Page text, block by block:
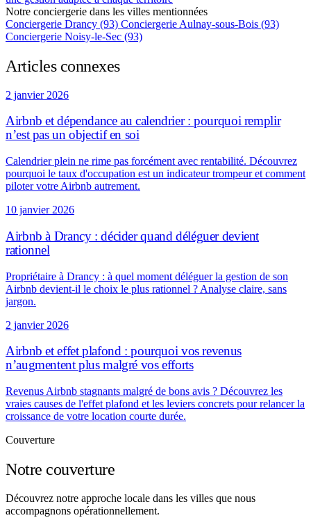
Notre conciergerie dans les villes mentionnées
Conciergerie Drancy (93) Conciergerie Aulnay-sous-Bois (93)
Conciergerie Noisy-le-Sec (93)
Articles connexes
2 janvier 2026
Airbnb et dépendance au calendrier : pourquoi remplir
n’est pas un objectif en soi
Calendrier plein ne rime pas forcément avec rentabilité. Découvrez
pourquoi le taux d'occupation est un indicateur trompeur et comment
piloter votre Airbnb autrement.
10 janvier 2026
Airbnb à Drancy : décider quand déléguer devient
rationnel
Propriétaire à Drancy : à quel moment déléguer la gestion de son
Airbnb devient-il le choix le plus rationnel ? Analyse claire, sans
jargon.
2 janvier 2026
Airbnb et effet plafond : pourquoi vos revenus
n’augmentent plus malgré vos efforts
Revenus Airbnb stagnants malgré de bons avis ? Découvrez les
vraies causes de l'effet plafond et les leviers concrets pour relancer la
croissance de votre location courte durée.
Couverture
Notre couverture
Découvrez notre approche locale dans les villes que nous
accompagnons opérationnellement.